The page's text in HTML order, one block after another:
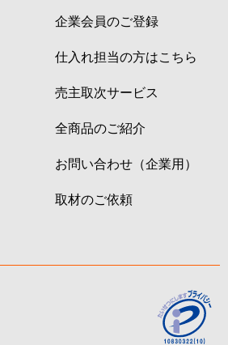
企業会員のご登録
仕入れ担当の方はこちら
売主取次サービス
全商品のご紹介
お問い合わせ（企業用）
取材のご依頼